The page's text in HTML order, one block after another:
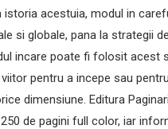
istoria acestuia, modul in
si globale, pana la strategii
incare poate fi folosit acest
pentru a incepe sau
dimensiune. Editura
de pagini full color, iar